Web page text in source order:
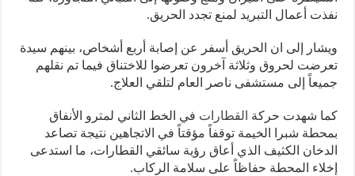
أعمال التبريد لمنع تجدد الحريق.
إلى ان الحريق أسفر عن إصابة أربع أشخاص، بينهم سيدة
لحروق وثلاثة آخرون تعرضوا للاختناق فيما تم نقلهم
إلى مستشفى ناصر العام لتلقي العلاج.
شهدت حركةالقطاراتفي الخط الثاني لمترو الأنفاق
شبرا الخيمة توقفاً مؤقتاً في الاتجاهين نتيجة تصاعد
الكثيف الذي أعاق رؤية سائقي القطارات، ما استدعى
المحطة حفاظاً على سلامة الركاب.